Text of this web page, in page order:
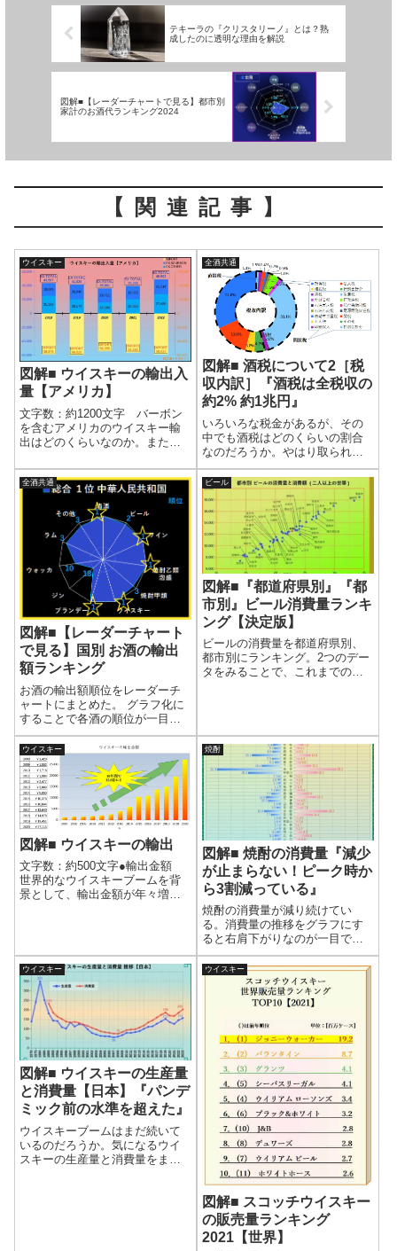
テキーラの『クリスタリーノ』とは？熟
成したのに透明な理由を解説
図解■【レーダーチャートで見る】都市別
家計のお酒代ランキング2024
【関連記事】
ウイスキー
図解■ ウイスキーの輸出入
量【アメリカ】
文字数：約1200文字 バーボン
を含むアメリカのウイスキー輸
出はどのくらいなのか。また、
らい輸入しているのか。
DISCUS(Distilled Spirits Council)
のデータをもとに、ウイスキー
輸出入...
全酒共通
図解■ 酒税について2［税
収内訳］『酒税は全税収の
約2% 約1兆円』
いろいろな税金があるが、その
中でも酒税はどのくらいの割合
なのだろうか。やはり取られ過
ぎているのか、それとも少ない
ほうなのか。お酒を飲むなら酒
税についても知っておきたい。
税収の内訳から酒税についての
説明をしよう。
全酒共通
図解■【レーダーチャート
で見る】国別 お酒の輸出
額ランキング
お酒の輸出額順位をレーダーチ
ャートにまとめた。 グラフ化に
することで各酒の順位が一目で
わかる。 金額順位表も掲載。
ビール
図解■『都道府県別』『都
市別』ビール消費量ランキ
ング【決定版】
ビールの消費量を都道府県別、
都市別にランキング。2つのデー
タをみることで、これまでの違
ない。
ウイスキー
図解■ ウイスキーの輸出
文字数：約500文字●輸出金額
世界的なウイスキーブームを背
景として、輸出金額が年々増加
て、1位になった。2021年...
焼酎
図解■ 焼酎の消費量『減少
が止まらない！ピーク時か
ら3割減っている』
焼酎の消費量が減り続けてい
る。消費量の推移をグラフにす
ると右肩下がりなのが一目でわ
かる。焼酎の甲類、乙類の消費
量は都道府県によって、大きく
違う。都道府県別の甲類、乙類
の消費量をわかりやすくグラフ
にした。また、お酒全体の消費
量のうち、焼酎はどのくらいの
比率なのかも解説しよう。
ウイスキー
図解■ ウイスキーの生産量
と消費量【日本】『パンデ
ミック前の水準を超えた』
ウイスキーブームはまだ続いて
いるのだろうか。気になるウイ
スキーの生産量と消費量をまと
ウイスキー
図解■ スコッチウイスキー
の販売量ランキング
2021【世界】